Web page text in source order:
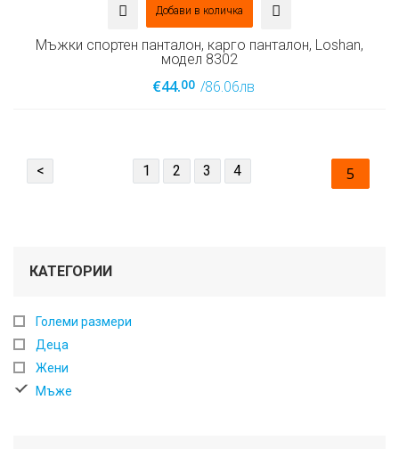
Добави в количка
Мъжки спортен панталон, карго панталон, Loshan,
модел 8302
€44.00 /86.06лв
< 1 2 3 4 5
КАТЕГОРИИ
Големи размери
Деца
Жени
Мъже